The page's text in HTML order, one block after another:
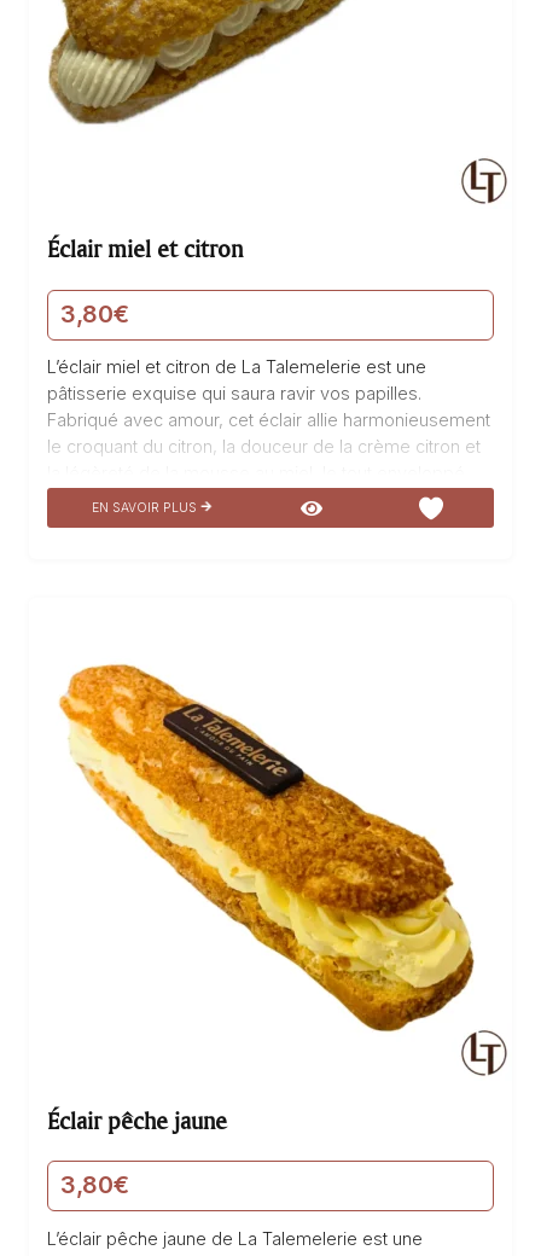
Éclair miel et citron
3,80€
L’éclair miel et citron de La Talemelerie est une
pâtisserie exquise qui saura ravir vos papilles.
Fabriqué avec amour, cet éclair allie harmonieusement
le croquant du citron, la douceur de la crème citron et
dans une délicate pâte à choux avec un craquelin
croustillant sur le dessus. Chaque bouchée de cet
EN SAVOIR PLUS
Éclair pêche jaune
3,80€
L’éclair pêche jaune de La Talemelerie est une